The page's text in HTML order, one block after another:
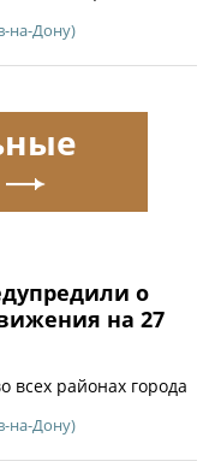
на-Дону)
о
на 27
всех районах города
на-Дону)